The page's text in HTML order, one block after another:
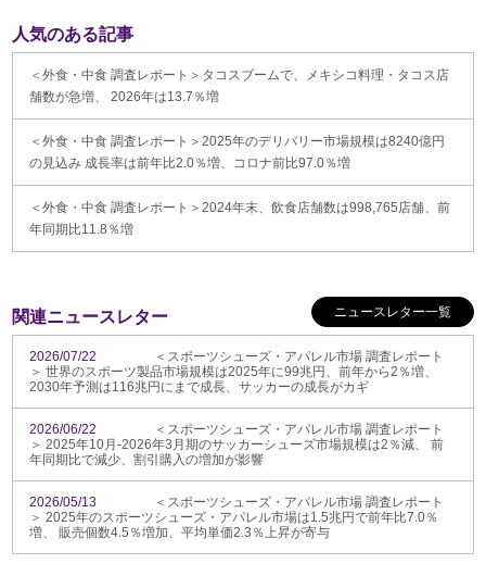
人気のある記事
＜外食・中食 調査レポート＞タコスブームで、メキシコ料理・タコス店
舗数が急増、 2026年は13.7％増
＜外食・中食 調査レポート＞2025年のデリバリー市場規模は8240億円
の見込み 成長率は前年比2.0％増、コロナ前比97.0％増
＜外食・中食 調査レポート＞2024年末、飲食店舗数は998,765店舗、前
年同期比11.8％増
関連ニュースレター ニュースレター一覧
2026/07/22
＜スポーツシューズ・アパレル市場 調査レポート
＞ 世界のスポーツ製品市場規模は2025年に99兆円、前年から2％増、
2030年予測は116兆円にまで成長、サッカーの成長がカギ
2026/06/22
＜スポーツシューズ・アパレル市場 調査レポート
＞ 2025年10月-2026年3月期のサッカーシューズ市場規模は2％減、 前
年同期比で減少、割引購入の増加が影響
2026/05/13
＜スポーツシューズ・アパレル市場 調査レポート
＞ 2025年のスポーツシューズ・アパレル市場は1.5兆円で前年比7.0％
増、 販売個数4.5％増加、平均単価2.3％上昇が寄与